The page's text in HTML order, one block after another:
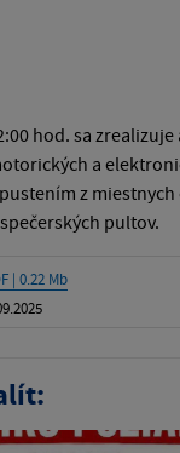
hod. sa
a
z
pultov.
| 0.22 Mb